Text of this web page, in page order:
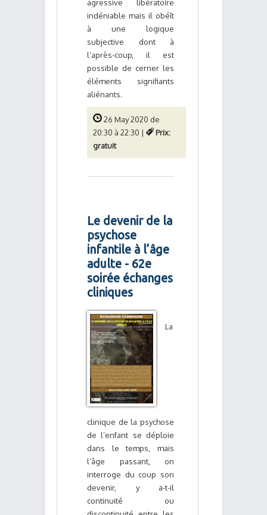
agressive libératoire
indéniable mais il obéît
à une logique
subjective dont à
l’après-coup, il est
possible de cerner les
éléments signifiants
aliénants.
26 May 2020 de
20:30 à 22:30 |
Prix:
gratuit
Le devenir de la
psychose
infantile à l’âge
adulte - 62e
soirée échanges
cliniques
La
clinique de la psychose
de l’enfant se déploie
dans le temps, mais
l’âge passant, on
interroge du coup son
devenir, y a-t-il
continuité ou